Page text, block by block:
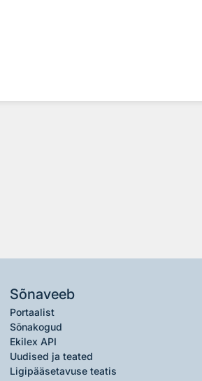
Sõnaveeb
Portaalist
Sõnakogud
Ekilex API
Uudised ja teated
Ligipääsetavuse teatis